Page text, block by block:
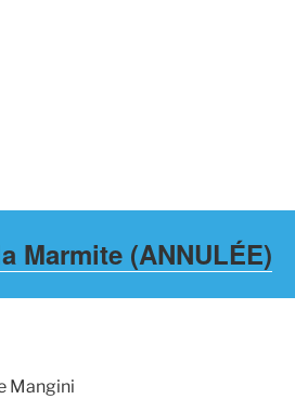
Marmite (ANNULÉE)
Mangini